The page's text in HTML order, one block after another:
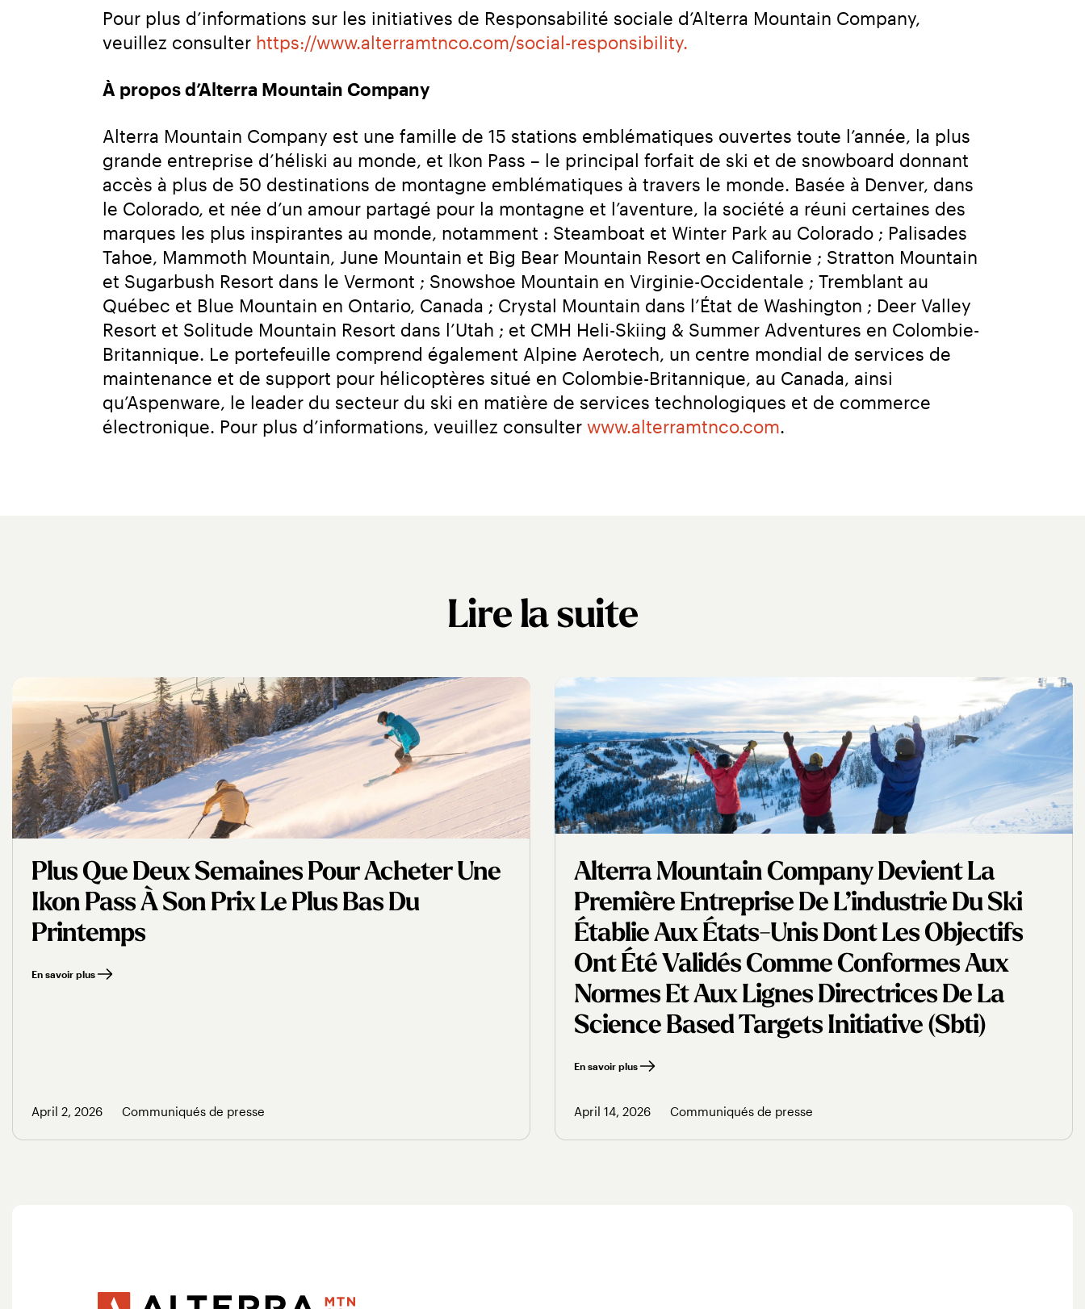
Pour plus d’informations sur les initiatives de Responsabilité sociale d’Alterra Mountain Company,
veuillez consulter https://www.alterramtnco.com/social-responsibility.
À propos d’Alterra Mountain Company
Alterra Mountain Company est une famille de 15 stations emblématiques ouvertes toute l’année, la plus
grande entreprise d’héliski au monde, et Ikon Pass – le principal forfait de ski et de snowboard donnant
accès à plus de 50 destinations de montagne emblématiques à travers le monde. Basée à Denver, dans
le Colorado, et née d’un amour partagé pour la montagne et l’aventure, la société a réuni certaines des
marques les plus inspirantes au monde, notamment : Steamboat et Winter Park au Colorado ; Palisades
Tahoe, Mammoth Mountain, June Mountain et Big Bear Mountain Resort en Californie ; Stratton Mountain
et Sugarbush Resort dans le Vermont ; Snowshoe Mountain en Virginie-Occidentale ; Tremblant au
Québec et Blue Mountain en Ontario, Canada ; Crystal Mountain dans l’État de Washington ; Deer Valley
Resort et Solitude Mountain Resort dans l’Utah ; et CMH Heli-Skiing & Summer Adventures en Colombie-
Britannique. Le portefeuille comprend également Alpine Aerotech, un centre mondial de services de
maintenance et de support pour hélicoptères situé en Colombie-Britannique, au Canada, ainsi
qu’Aspenware, le leader du secteur du ski en matière de services technologiques et de commerce
électronique. Pour plus d’informations, veuillez consulter www.alterramtnco.com.
Lire la suite
Alterra Mountain Company Devient La
Première Entreprise De L’industrie Du Ski
Établie Aux États-Unis Dont Les Objectifs
Ont Été Validés Comme Conformes Aux
Normes Et Aux Lignes Directrices De La
Science Based Targets Initiative (sbti)
En savoir plus
April 14, 2026 Communiqués de presse
Plus Que Deux Semaines Pour Acheter Une
Ikon Pass À Son Prix Le Plus Bas Du
Printemps
En savoir plus
April 2, 2026 Communiqués de presse